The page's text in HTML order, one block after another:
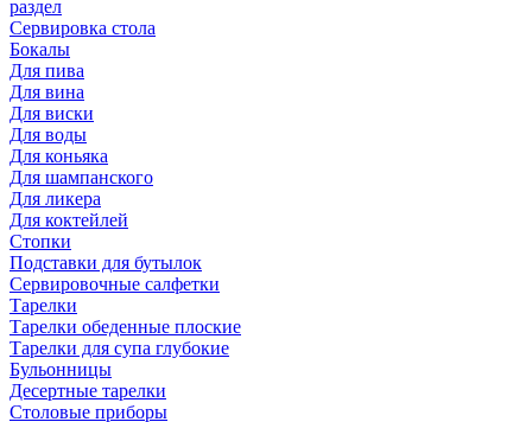
раздел
Сервировка стола
Бокалы
Для пива
Для вина
Для виски
Для воды
Для коньяка
Для шампанского
Для ликера
Для коктейлей
Стопки
Подставки для бутылок
Сервировочные салфетки
Тарелки
Тарелки обеденные плоские
Тарелки для супа глубокие
Бульонницы
Десертные тарелки
Столовые приборы